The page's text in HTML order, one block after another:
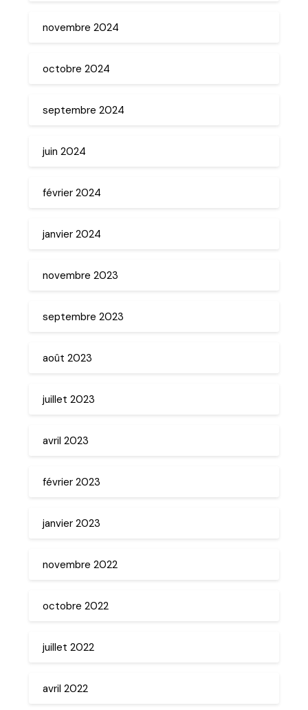
novembre 2024
octobre 2024
septembre 2024
juin 2024
février 2024
janvier 2024
novembre 2023
septembre 2023
août 2023
juillet 2023
avril 2023
février 2023
janvier 2023
novembre 2022
octobre 2022
juillet 2022
avril 2022